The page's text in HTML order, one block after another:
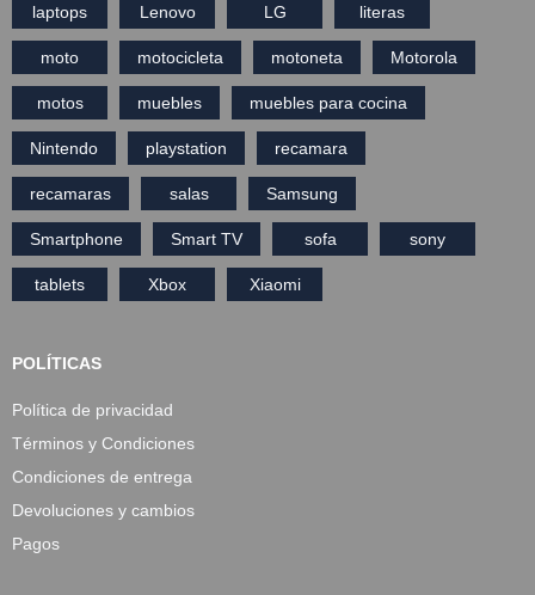
laptops Lenovo LG literas
moto motocicleta motoneta Motorola
motos muebles muebles para cocina
Nintendo playstation recamara
recamaras salas Samsung
Smartphone Smart TV sofa sony
tablets Xbox Xiaomi
POLÍTICAS
Política de privacidad
Términos y Condiciones
Condiciones de entrega
Devoluciones y cambios
Pagos